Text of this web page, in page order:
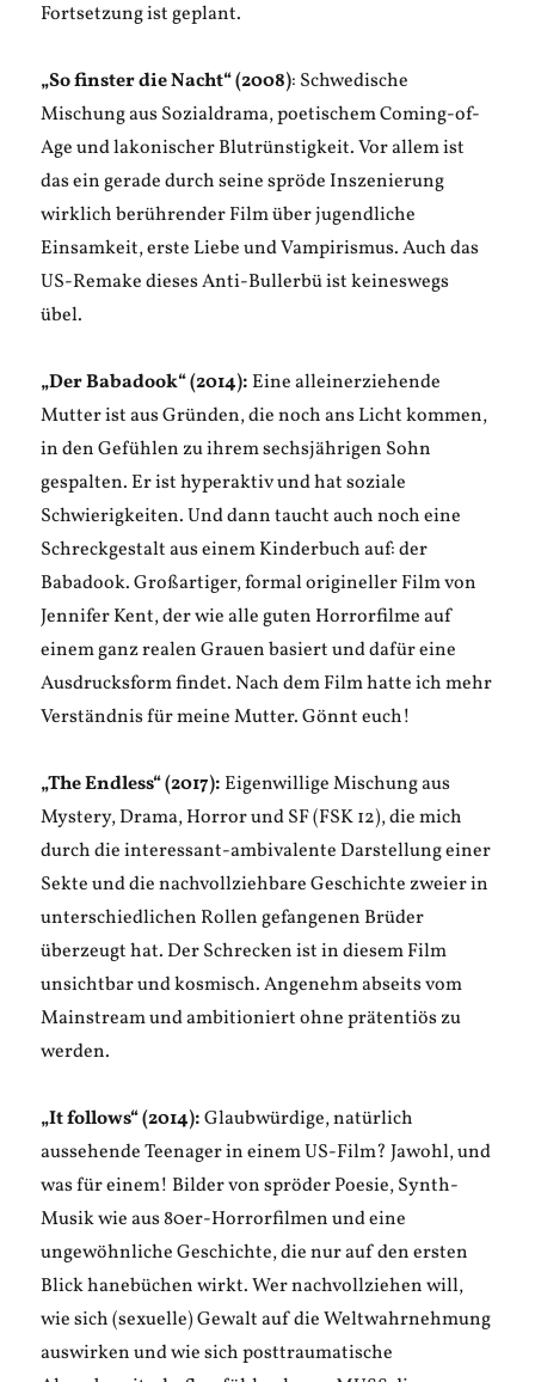
Fortsetzung ist geplant.
„So finster die Nacht“ (2008): Schwedische
Mischung aus Sozialdrama, poetischem Coming-of-
Age und lakonischer Blutrünstigkeit. Vor allem ist
das ein gerade durch seine spröde Inszenierung
wirklich berührender Film über jugendliche
Einsamkeit, erste Liebe und Vampirismus. Auch das
US-Remake dieses Anti-Bullerbü ist keineswegs
übel.
„Der Babadook“ (2014): Eine alleinerziehende
Mutter ist aus Gründen, die noch ans Licht kommen,
in den Gefühlen zu ihrem sechsjährigen Sohn
gespalten. Er ist hyperaktiv und hat soziale
Schwierigkeiten. Und dann taucht auch noch eine
Schreckgestalt aus einem Kinderbuch auf: der
Babadook. Großartiger, formal origineller Film von
Jennifer Kent, der wie alle guten Horrorfilme auf
einem ganz realen Grauen basiert und dafür eine
Ausdrucksform findet. Nach dem Film hatte ich mehr
Verständnis für meine Mutter. Gönnt euch!
„The Endless“ (2017): Eigenwillige Mischung aus
Mystery, Drama, Horror und SF (FSK 12), die mich
durch die interessant-ambivalente Darstellung einer
Sekte und die nachvollziehbare Geschichte zweier in
unterschiedlichen Rollen gefangenen Brüder
überzeugt hat. Der Schrecken ist in diesem Film
unsichtbar und kosmisch. Angenehm abseits vom
Mainstream und ambitioniert ohne prätentiös zu
werden.
„It follows“ (2014):Glaubwürdige, natürlich
aussehende Teenager in einem US-Film? Jawohl, und
was für einem! Bilder von spröder Poesie, Synth-
Musik wie aus 80er-Horrorfilmen und eine
ungewöhnliche Geschichte, die nur auf den ersten
Blick hanebüchen wirkt. Wer nachvollziehen will,
wie sich (sexuelle) Gewalt auf die Weltwahrnehmung
auswirken und wie sich posttraumatische